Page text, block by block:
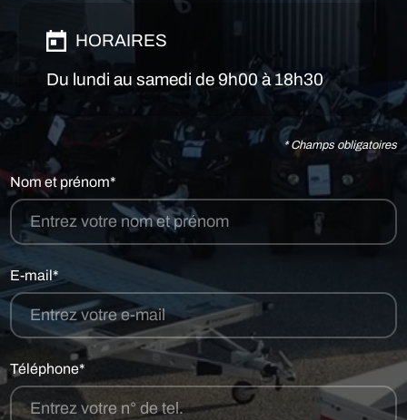
HORAIRES
Du lundi au samedi de 9h00 à 18h30
* Champs obligatoires
Nom et prénom*
E-mail*
Téléphone*